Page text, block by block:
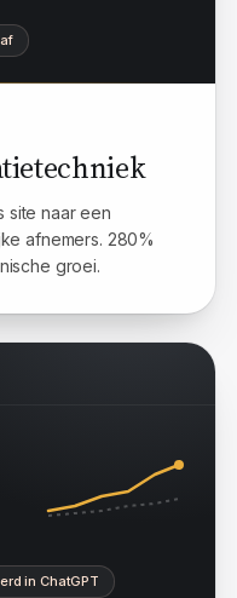
site naar een
afnemers. 280%